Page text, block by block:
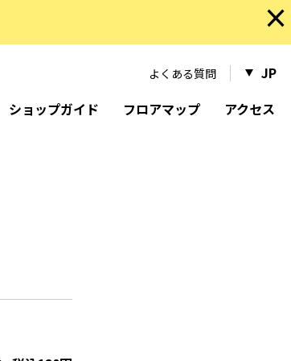
×
よくある質問
JP
ショップガイド フロアマップ アクセス